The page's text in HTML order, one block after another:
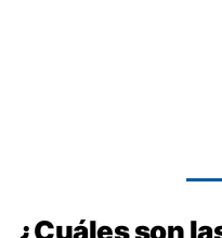
¿Cuáles son